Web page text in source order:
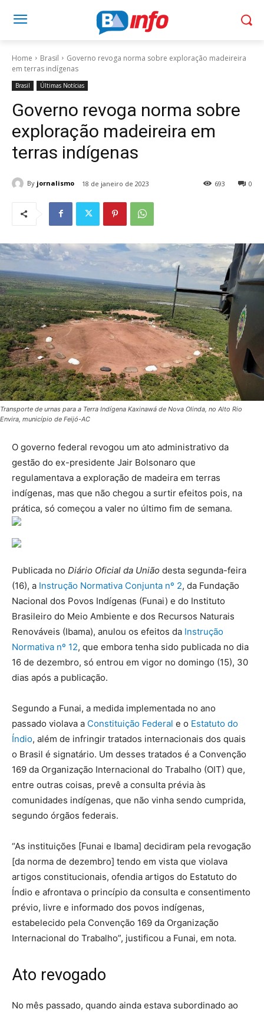
Home Brasil
Governo revoga norma sobre exploração madeireira
em terras indígenas
Brasil Últimas Notícias
Governo revoga norma sobre
exploração madeireira em
terras indígenas
By jornalismo 18 de janeiro de 2023 0
693
Transporte de urnas para a Terra Indígena Kaxinawá de Nova Olinda, no Alto Rio
Envira, município de Feijó-AC
O governo federal revogou um ato administrativo da
gestão do ex-presidente Jair Bolsonaro que
regulamentava a exploração de madeira em terras
indígenas, mas que não chegou a surtir efeitos pois, na
prática, só começou a valer no último fim de semana.
Publicada no Diário Oficial da União desta segunda-feira
(16), a Instrução Normativa Conjunta nº 2, da Fundação
Nacional dos Povos Indígenas (Funai) e do Instituto
Brasileiro do Meio Ambiente e dos Recursos Naturais
Renováveis (Ibama), anulou os efeitos da Instrução
Normativa nº 12, que embora tenha sido publicada no dia
16 de dezembro, só entrou em vigor no domingo (15), 30
dias após a publicação.
Segundo a Funai, a medida implementada no ano
passado violava a Constituição Federal e o Estatuto do
Índio, além de infringir tratados internacionais dos quais
o Brasil é signatário. Um desses tratados é a Convenção
169 da Organização Internacional do Trabalho (OIT) que,
entre outras coisas, prevê a consulta prévia às
comunidades indígenas, que não vinha sendo cumprida,
segundo órgãos federais.
“As instituições [Funai e Ibama] decidiram pela revogação
[da norma de dezembro] tendo em vista que violava
artigos constitucionais, ofendia artigos do Estatuto do
Índio e afrontava o princípio da consulta e consentimento
prévio, livre e informado dos povos indígenas,
estabelecido pela Convenção 169 da Organização
Internacional do Trabalho”, justificou a Funai, em nota.
Ato revogado
No mês passado, quando ainda estava subordinado ao